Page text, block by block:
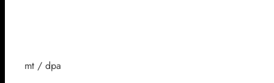
mt / dpa